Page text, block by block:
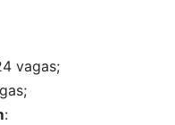
vagas;
: